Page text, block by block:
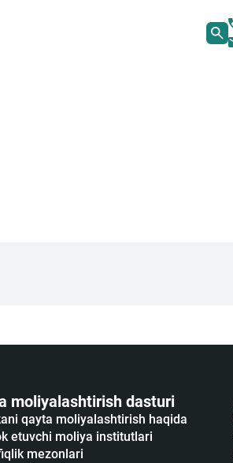
moliyalashtirish dasturi
qayta moliyalashtirish haqida
etuvchi moliya institutlari
mezonlari